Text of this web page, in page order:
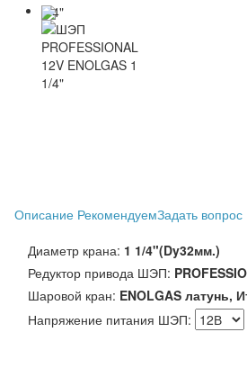
Описание РекомендуемЗадать вопрос
Диаметр крана: 1 1/4"(Dy32мм.)
Редуктор привода ШЭП:
Шаровой кран: ENOLGAS латунь,
Напряжение питания ШЭП: